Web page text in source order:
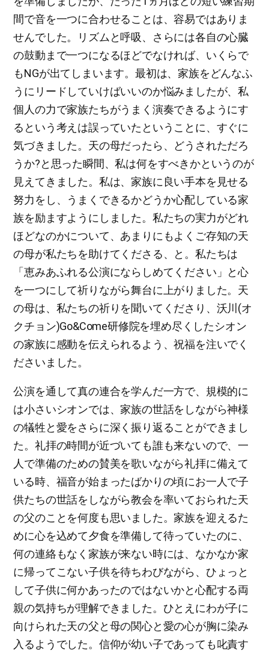
間で音を一つに合わせることは、容易ではありま
せんでした。リズムと呼吸、さらには各自の心臓
の鼓動まで一つになるほどでなければ、いくらで
もNGが出てしまいます。最初は、家族をどんなふ
うにリードしていけばいいのか悩みましたが、私
個人の力で家族たちがうまく演奏できるようにす
るという考えは誤っていたということに、すぐに
気づきました。天の母だったら、どうされただろ
うか?と思った瞬間、私は何をすべきかというのが
見えてきました。私は、家族に良い手本を見せる
努力をし、うまくできるかどうか心配している家
族を励ますようにしました。私たちの実力がどれ
ほどなのかについて、あまりにもよくご存知の天
の母が私たちを助けてくださる、と。私たちは
「恵みあふれる公演にならしめてください」と心
を一つにして祈りながら舞台に上がりました。天
の母は、私たちの祈りを聞いてくださり、沃川(オ
クチョン)Go&Come研修院を埋め尽くしたシオン
の家族に感動を伝えられるよう、祝福を注いでく
ださいました。
公演を通して真の連合を学んだ一方で、規模的に
は小さいシオンでは、家族の世話をしながら神様
の犠牲と愛をさらに深く振り返ることができまし
た。礼拝の時間が近づいても誰も来ないので、一
人で準備のための賛美を歌いながら礼拝に備えて
いる時、福音が始まったばかりの頃にお一人で子
供たちの世話をしながら教会を率いておられた天
の父のことを何度も思いました。家族を迎えるた
めに心を込めて夕食を準備して待っていたのに、
何の連絡もなく家族が来ない時には、なかなか家
に帰ってこない子供を待ちわびながら、ひょっと
して子供に何かあったのではないかと心配する両
親の気持ちが理解できました。ひとえにわが子に
向けられた天の父と母の関心と愛の心が胸に染み
入るようでした。信仰が幼い子であっても叱責す